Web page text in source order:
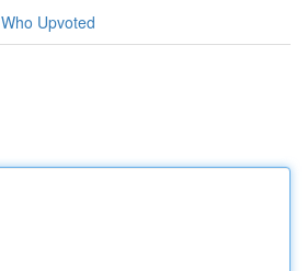
Who Upvoted